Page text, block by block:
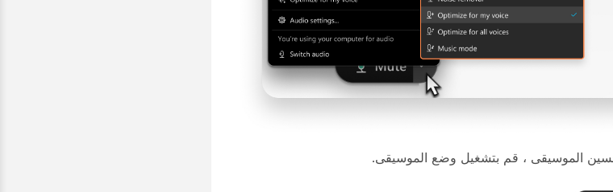
الموسيقى ، قم بتشغيل وضع الموسيقى.